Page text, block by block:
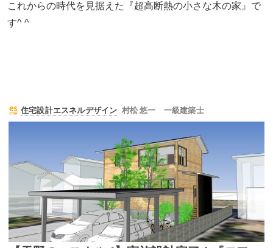
これからの時代を見据えた『超高断熱の小さな木の家』で
す^ ^